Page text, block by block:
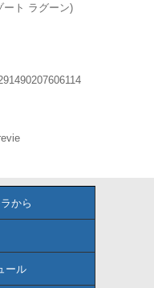
ト ラグーン)
から
ール